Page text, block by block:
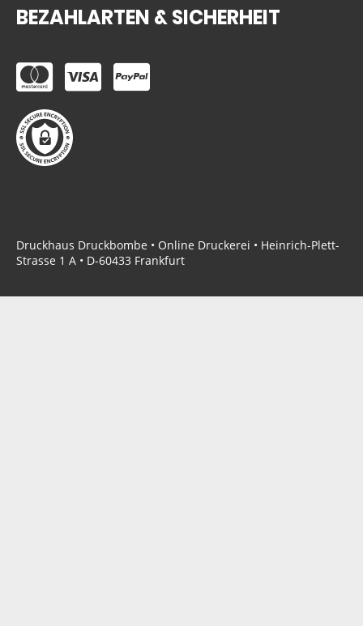
BEZAHLARTEN & SICHERHEIT
Druckhaus Druckbombe • Online Druckerei • Heinrich-Plett-
Strasse 1 A • D-60433 Frankfurt